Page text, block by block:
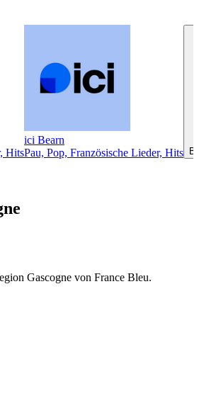
Hits
ici Bearn
Pau, Pop, Französische Lieder, Hits
Gascogne von France Bleu.